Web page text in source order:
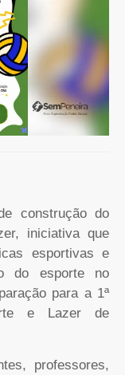
construção do
iniciativa que
esportivas e
do esporte no
para a 1ª
e Lazer de
professores,